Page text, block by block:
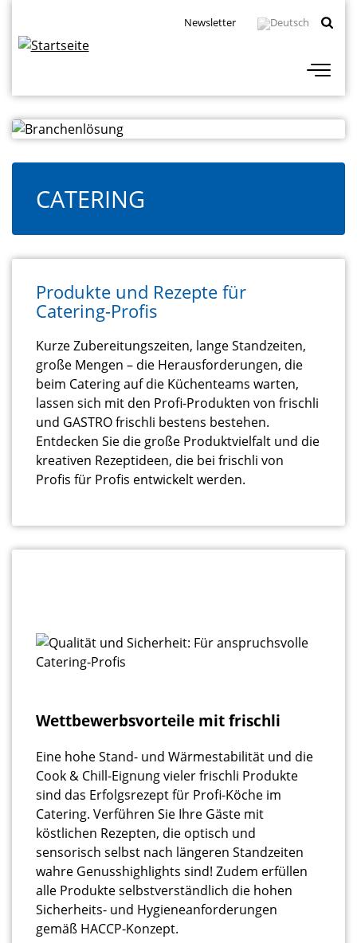
Inhalt
Navigation
Newsletter
CATERING
Produkte und Rezepte für
Catering-Profis
Kurze Zubereitungszeiten, lange Standzeiten,
große Mengen – die Herausforderungen, die
beim Catering auf die Küchenteams warten,
lassen sich mit den Profi-Produkten von frischli
und GASTRO frischli bestens bestehen.
Entdecken Sie die große Produktvielfalt und die
kreativen Rezeptideen, die bei frischli von
Profis für Profis entwickelt werden.
Wettbewerbsvorteile mit frischli
Eine hohe Stand- und Wärmestabilität und die
Cook & Chill-Eignung vieler frischli Produkte
sind das Erfolgsrezept für Profi-Köche im
Catering. Verführen Sie Ihre Gäste mit
köstlichen Rezepten, die optisch und
sensorisch selbst nach längeren Standzeiten
wahre Genusshighlights sind! Zudem erfüllen
alle Produkte selbstverständlich die hohen
Sicherheits- und Hygieneanforderungen
gemäß HACCP-Konzept.